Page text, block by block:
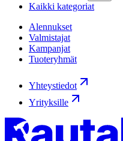
Kaikki kategoriat
Alennukset
Valmistajat
Kampanjat
Tuoteryhmät
Yhteystiedot
Yrityksille